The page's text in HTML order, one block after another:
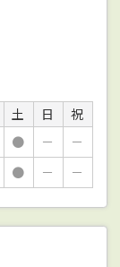
土 日
祝
● －
－
● － －